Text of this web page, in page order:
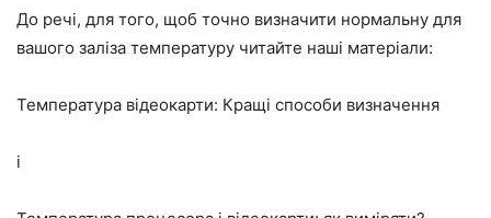
До речі, для того, щоб точно визначити нормальну для
вашого заліза температуру читайте наші матеріали:
Температура відеокарти: Кращі способи визначення
і